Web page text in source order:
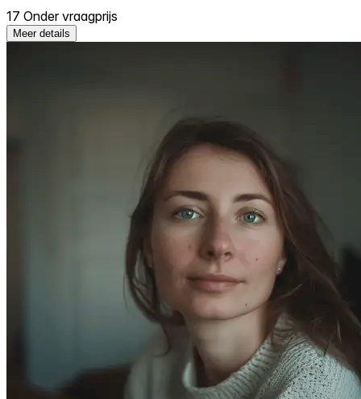
17 Onder vraagprijs
Meer details